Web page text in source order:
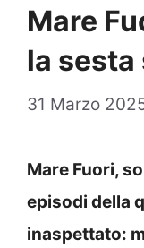
Mare
la
31 Marzo
Mare Fuori,
episodi della
inaspettato: